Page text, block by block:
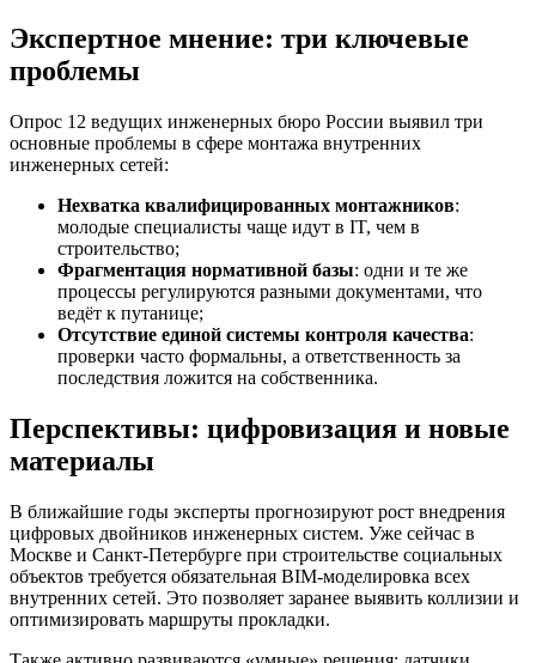
Экспертное мнение: три ключевые
проблемы
Опрос 12 ведущих инженерных бюро России выявил три
основные проблемы в сфере монтажа внутренних
инженерных сетей:
Нехватка квалифицированных монтажников:
молодые специалисты чаще идут в IT, чем в
строительство;
Фрагментация нормативной базы: одни и те же
процессы регулируются разными документами, что
ведёт к путанице;
Отсутствие единой системы контроля качества:
проверки часто формальны, а ответственность за
последствия ложится на собственника.
Перспективы: цифровизация и новые
материалы
В ближайшие годы эксперты прогнозируют рост внедрения
цифровых двойников инженерных систем. Уже сейчас в
Москве и Санкт-Петербурге при строительстве социальных
объектов требуется обязательная BIM-моделировка всех
внутренних сетей. Это позволяет заранее выявить коллизии и
оптимизировать маршруты прокладки.